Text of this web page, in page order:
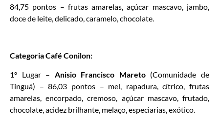
84,75 pontos – frutas amarelas, açúcar mascavo, jambo,
doce de leite, delicado, caramelo, chocolate.
Categoria Café Conilon:
1º Lugar – Anisio Francisco Mareto (Comunidade de
Tinguá) – 86,03 pontos – mel, rapadura, cítrico, frutas
amarelas, encorpado, cremoso, açúcar mascavo, frutado,
chocolate, acidez brilhante, melaço, especiarias, exótico.